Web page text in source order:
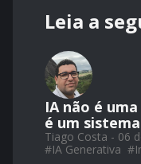
Leia a
IA não é
é um
Tiago Costa - 06
#IA Generativa #